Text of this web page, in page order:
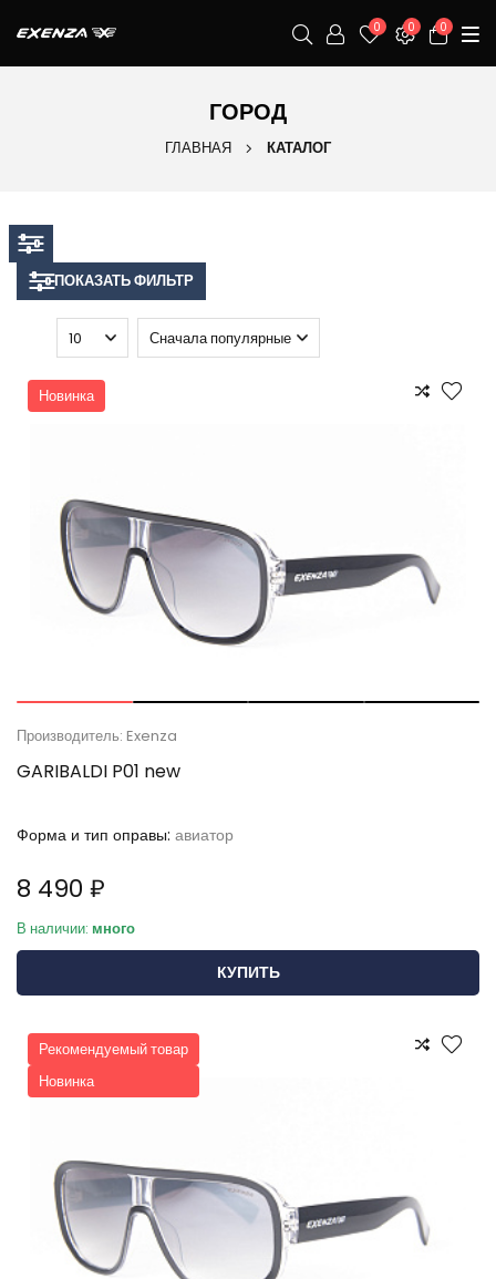
0 0 0
ГОРОД
ГЛАВНАЯ КАТАЛОГ
ПОКАЗАТЬ ФИЛЬТР
Новинка
Производитель: Exenza
GARIBALDI P01 new
Форма и тип оправы: авиатор
8 490 ₽
В наличии: много
КУПИТЬ
Рекомендуемый товар
Новинка